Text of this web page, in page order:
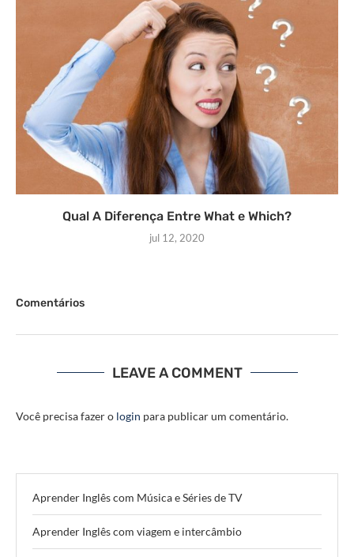
Qual A Diferença Entre What e Which?
jul 12, 2020
Comentários
LEAVE A COMMENT
Você precisa fazer o login para publicar um comentário.
Aprender Inglês com Música e Séries de TV
Aprender Inglês com viagem e intercâmbio